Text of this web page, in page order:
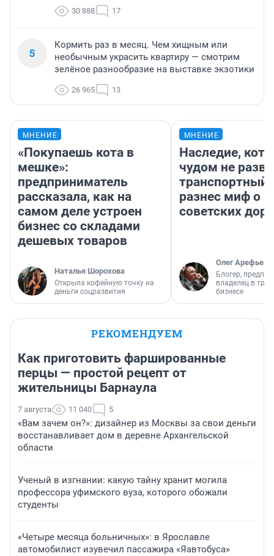
30 888 17
5
Кормить раз в месяц. Чем хищным или
необычным украсить квартиру — смотрим
зелёное разнообразие на выставке экзотики
26 965 13
МНЕНИЕ
«Покупаешь кота в
мешке»:
предприниматель
рассказала, как на
самом деле устроен
бизнес со складами
дешевых товаров
Наталья Шорохова
Открыла кофейную точку на
деньги соцразвития
МНЕНИЕ
Наследие,
чудом не
транспортный
разнес миф о
советских
Олег Арефьев
Блогер,
владелец в
бизнесе
РЕКОМЕНДУЕМ
Как приготовить фаршированные
перцы — простой рецепт от
жительницы Барнаула
7 августа 11 040 5
«Вам зачем он?»: дизайнер из Москвы за свои деньги
восстанавливает дом в деревне Архангельской
области
Ученый в изгнании: какую тайну хранит могила
профессора уфимского вуза, которого обожали
студенты
«Четыре месяца больничных»: в Ярославле
автомобилист изувечил пассажира «Яавтобуса»